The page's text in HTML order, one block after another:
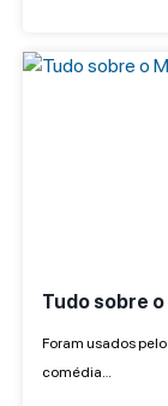
Tudo sobre o
Foram usados
comédia…